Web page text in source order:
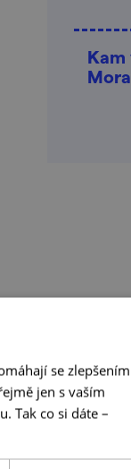
Kam
se zlepšením
jen s vaším
Tak co si dáte –